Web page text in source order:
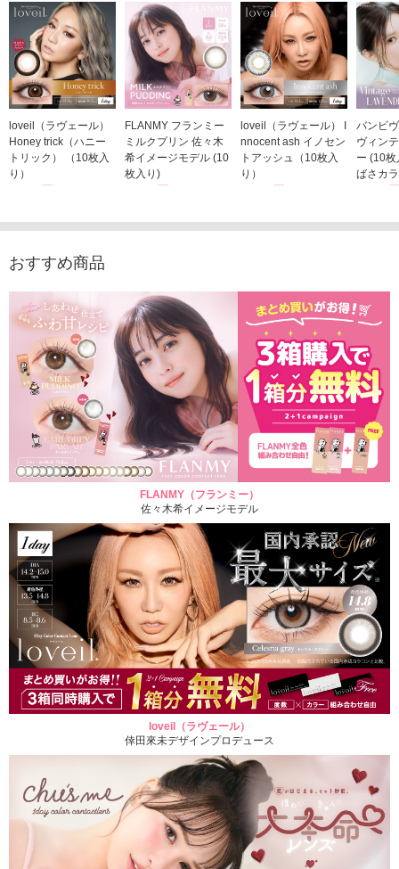
loveil（ラヴェール）
Honey trick（ハニー
トリック） （10枚入
り）
FLANMY フランミー
ミルクプリン 佐々木
希イメージモデル (10
枚入り)
loveil（ラヴェール） I
nnocent ash イノセン
トアッシュ（10枚入
り）
バンビ
ヴィン
ー (10
ばさカ
おすすめ商品
FLANMY（フランミー）
佐々木希イメージモデル
loveil（ラヴェール）
倖田來未デザインプロデュース